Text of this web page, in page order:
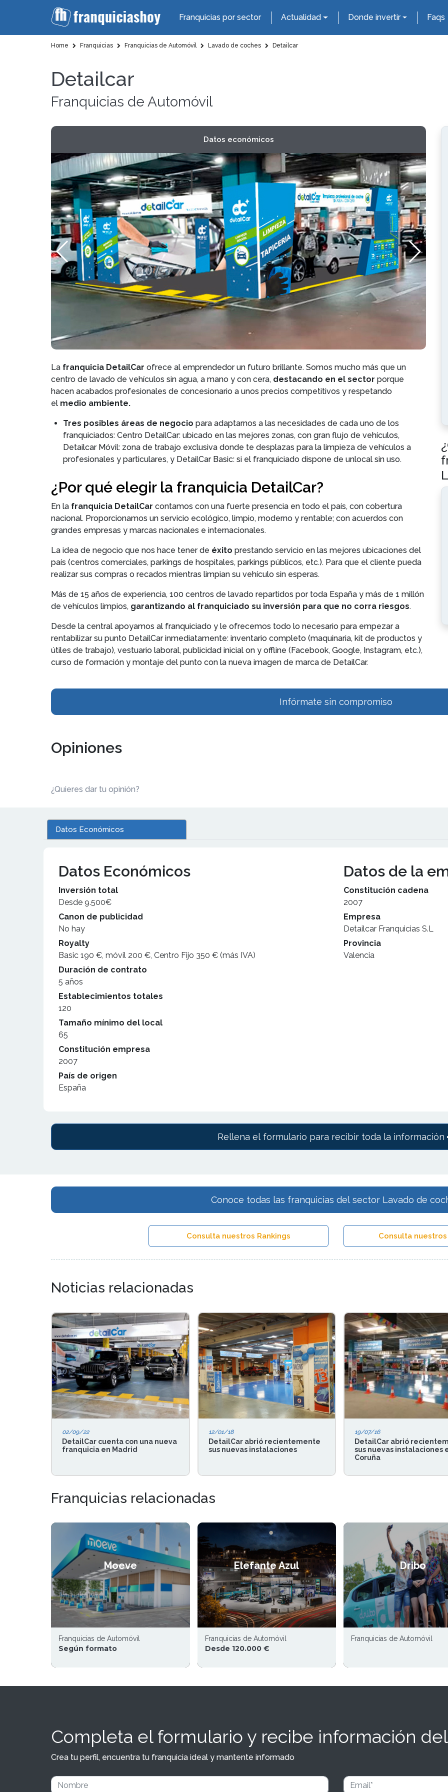
Franquicias por sector Actualidad Donde invertir Faqs
Home Franquicias Franquicias de Automóvil Lavado de coches Detailcar
Detailcar
Franquicias de Automóvil
Datos económicos
La franquicia DetailCar ofrece al emprendedor un futuro brillante. Somos mucho más que un
centro de lavado de vehículos sin agua, a mano y con cera, destacando en el sector porque
hacen acabados profesionales de concesionario a unos precios competitivos y respetando
el medio ambiente.
Tres posibles áreas de negocio para adaptarnos a las necesidades de cada uno de los
franquiciados: Centro DetailCar: ubicado en las mejores zonas, con gran flujo de vehículos,
Detailcar Móvil: zona de trabajo exclusiva donde te desplazas para la limpieza de vehículos a
profesionales y particulares, y DetailCar Basic: si el franquiciado dispone de unlocal sin uso.
¿Por qué elegir la franquicia DetailCar?
En la franquicia DetailCar contamos con una fuerte presencia en todo el país, con cobertura
nacional. Proporcionamos un servicio ecológico, limpio, moderno y rentable; con acuerdos con
grandes empresas y marcas nacionales e internacionales.
La idea de negocio que nos hace tener de éxito prestando servicio en las mejores ubicaciones del
país (centros comerciales, parkings de hospitales, parkings públicos, etc.). Para que el cliente pueda
realizar sus compras o recados mientras limpian su vehículo sin esperas.
Más de 15 años de experiencia, 100 centros de lavado repartidos por toda España y más de 1 millón
de vehículos limpios, garantizando al franquiciado su inversión para que no corra riesgos.
Desde la central apoyamos al franquiciado y le ofrecemos todo lo necesario para empezar a
rentabilizar su punto DetailCar inmediatamente: inventario completo (maquinaria, kit de productos y
útiles de trabajo), vestuario laboral, publicidad inicial on y offline (Facebook, Google, Instagram, etc.),
curso de formación y montaje del punto con la nueva imagen de marca de DetailCar.
Infórmate sin compromiso
Opiniones
¿Quieres dar tu opinión?
Datos Económicos
Datos Económicos
Inversión total
Desde 9.500€
Canon de publicidad
No hay
Royalty
Basic 190 €, móvil 200 €, Centro Fijo 350 € (más IVA)
Duración de contrato
5 años
Establecimientos totales
120
Tamaño mínimo del local
65
Constitución empresa
2007
País de origen
España
Datos de la
Constitución cadena
2007
Empresa
Detailcar Franquicias S.L
Provincia
Valencia
Rellena el formulario para recibir toda la información
Conoce todas las franquicias del sector Lavado de
Consulta nuestros Rankings Consulta
Noticias relacionadas
02/09/22
DetailCar cuenta con una nueva
franquicia en Madrid
12/01/18
DetailCar abrió recientemente
sus nuevas instalaciones
19/07/16
DetailCar abrió
sus nuevas instalaciones
Coruña
Franquicias relacionadas
Moeve
Franquicias de Automóvil
Según formato
Elefante Azul
Franquicias de Automóvil
Desde 120.000 €
Dribo
Franquicias de Automóvil
Completa el formulario y recibe información
Crea tu perfil, encuentra tu franquicia ideal y mantente informado